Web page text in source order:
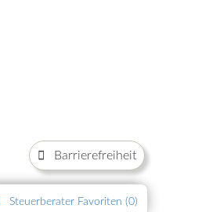
Barrierefreiheit
Steuerberater Favoriten (0)